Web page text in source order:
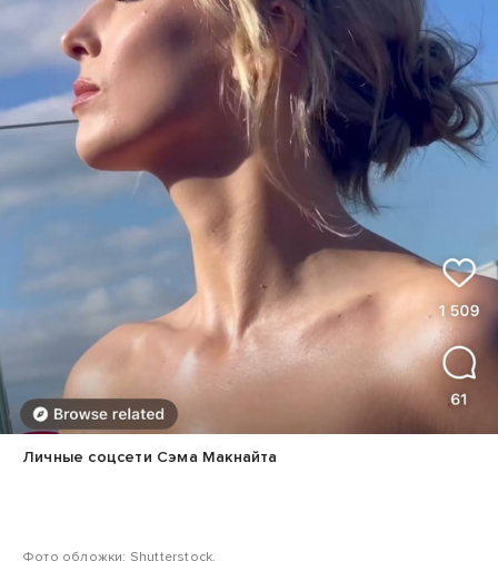
Личные соцсети Сэма Макнайта
Фото обложки: Shutterstock.